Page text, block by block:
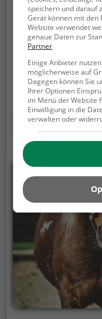
Mozartstraße 2, 71665
Einzigartige
& Entspannung
sich und
Naturerlebnis!
und neugierigen
Wanderung
Ensingen.
Mehr erfahren
speichern und darauf
Gerät können mit den
Website verwendet
genaue Daten zur
Partner
Einige Anbieter
möglicherweise auf
Dagegen können Sie
Ihrer Optionen
im Menü der Website
Einwilligung in die
verwalten oder